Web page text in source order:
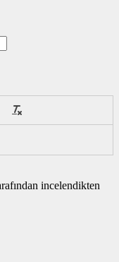
incelendikten